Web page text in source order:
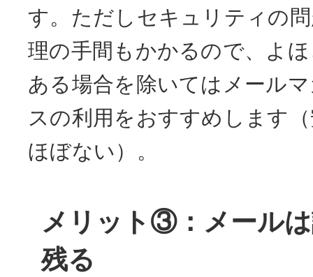
す。ただしセキュリティの
理の手間もかかるので、よ
ある場合を除いてはメール
スの利用をおすすめします
ほぼない）。
メリット③：メール
残る